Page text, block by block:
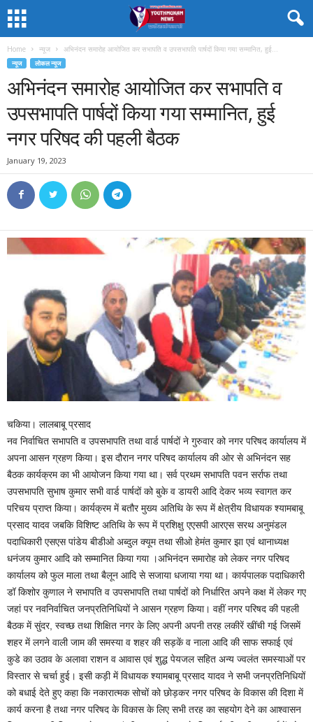
Home न्यूज अभिनंदन समारोह आयोजित कर सभापति व उपसभापति पार्षदों किया गया सम्मानित, हुई...
न्यूज लोकल न्यूज
अभिनंदन समारोह आयोजित कर सभापति व
उपसभापति पार्षदों किया गया सम्मानित, हुई
नगर परिषद की पहली बैठक
January 19, 2023
चकिया। लालबाबू प्रसाद
नव निर्वाचित सभापति व उपसभापति तथा वार्ड पार्षदों ने गुरुवार को नगर परिषद कार्यालय में
अपना आसन ग्रहण किया। इस दौरान नगर परिषद कार्यालय की ओर से अभिनंदन सह
बैठक कार्यक्रम का भी आयोजन किया गया था। सर्व प्रथम सभापति पवन सर्राफ तथा
उपसभापति सुभाष कुमार सभी वार्ड पार्षदों को बुके व डायरी आदि देकर भव्य स्वागत कर
परिचय प्राप्त किया। कार्यक्रम में बतौर मुख्य अतिथि के रूप में क्षेत्रीय विधायक श्यामबाबू
प्रसाद यादव जबकि विशिष्ट अतिथि के रूप में प्रशिक्षु एएसपी आरएस सरथ अनुमंडल
पदाधिकारी एसएस पांडेय बीडीओ अब्दुल क्यूम तथा सीओ हेमंत कुमार झा एवं थानाध्यक्ष
धनंजय कुमार आदि को सम्मानित किया गया ।अभिनंदन समारोह को लेकर नगर परिषद
कार्यालय को फुल माला तथा बैलून आदि से सजाया धजाया गया था। कार्यपालक पदाधिकारी
डॉ किशोर कुणाल ने सभापति व उपसभापति तथा पार्षदों को निर्धारित अपने कक्ष में लेकर गए
जहां पर नवनिर्वाचित जनप्रतिनिधियों ने आसन ग्रहण किया। वहीं नगर परिषद की पहली
बैठक में सुंदर, स्वच्छ तथा शिक्षित नगर के लिए अपनी अपनी तरह लकीरें खींची गई जिसमें
शहर में लगने वाली जाम की समस्या व शहर की सड़कें व नाला आदि की साफ सफाई एवं
कुडे का उठाव के अलावा राशन व आवास एवं शुद्ध पेयजल सहित अन्य ज्वलंत समस्याओं पर
विस्तार से चर्चा हुई। इसी कड़ी में विधायक श्यामबाबू प्रसाद यादव ने सभी जनप्रतिनिधियों
को बधाई देते हुए कहा कि नकारात्मक सोचों को छोड़कर नगर परिषद के विकास की दिशा में
कार्य करना है तथा नगर परिषद के विकास के लिए सभी तरह का सहयोग देने का आश्वासन